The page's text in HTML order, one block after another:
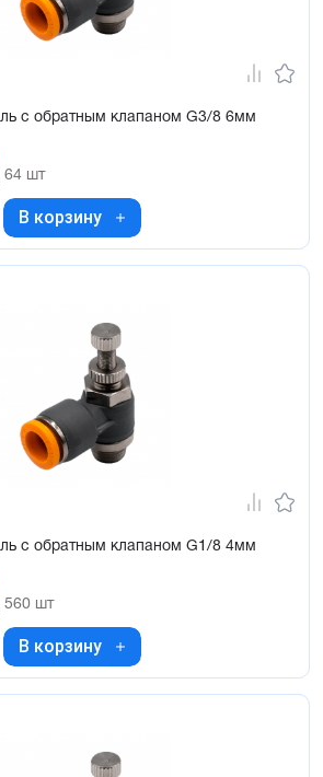
с обратным клапаном G3/8 6мм
64 шт
В корзину
с обратным клапаном G1/8 4мм
560 шт
В корзину